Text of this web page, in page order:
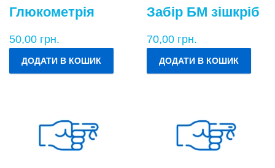
Глюкометрія
50,00 грн.
ДОДАТИ В КОШИК
Забір БМ зішкріб
70,00 грн.
ДОДАТИ В КОШИК